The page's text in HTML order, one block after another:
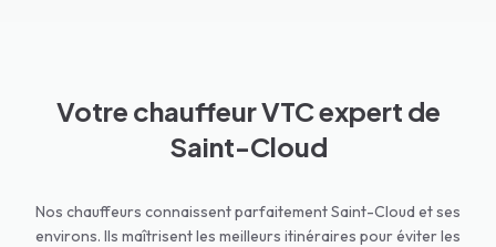
Votre chauffeur VTC expert de
Saint-Cloud
Nos chauffeurs connaissent parfaitement Saint-Cloud et ses
environs. Ils maîtrisent les meilleurs itinéraires pour éviter les